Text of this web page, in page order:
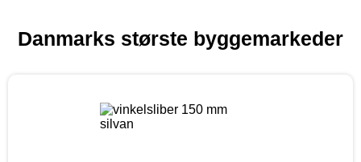
Danmarks største byggemarkeder